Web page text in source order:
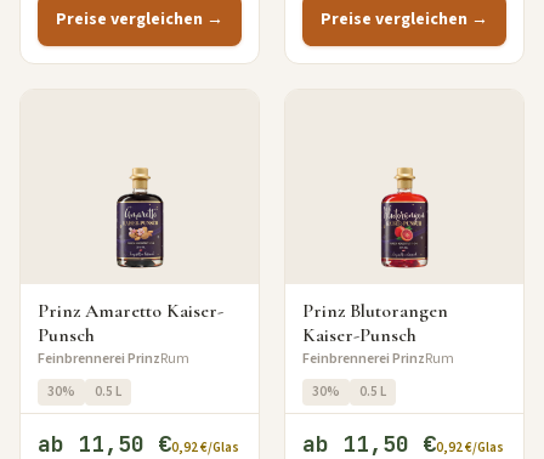
Preise vergleichen → Preise vergleichen →
Prinz Amaretto Kaiser-
Punsch
Feinbrennerei PrinzRum
30% 0.5 L
ab 11,50 €0,92 €/Glas
Prinz Blutorangen
Kaiser-Punsch
Feinbrennerei PrinzRum
30% 0.5 L
ab 11,50 €0,92 €/Glas